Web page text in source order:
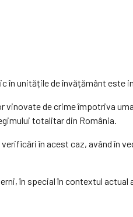
în unitățile de învățământ este
vinovate de crime împotriva
totalitar din România.
în acest caz, având în
în special în contextul